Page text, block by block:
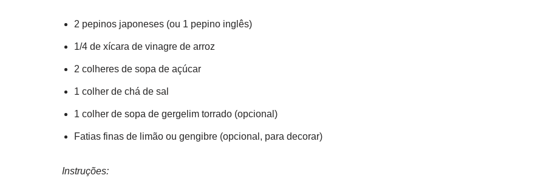
2 pepinos japoneses (ou 1 pepino inglês)
1/4 de xícara de vinagre de arroz
2 colheres de sopa de açúcar
1 colher de chá de sal
1 colher de sopa de gergelim torrado (opcional)
Fatias finas de limão ou gengibre (opcional, para decorar)
Instruções: